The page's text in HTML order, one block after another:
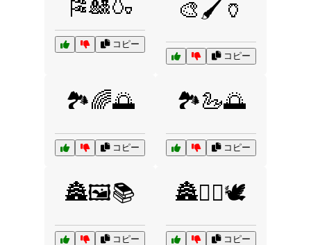
🎏🎎🍶
コピー
🎨🖌️🏺
コピー
🏞️🌈🌅
コピー
🏞️🦢🌅
コピー
🏯🖼️📚
コピー
🏯🧘‍♀️🕊️
コピー